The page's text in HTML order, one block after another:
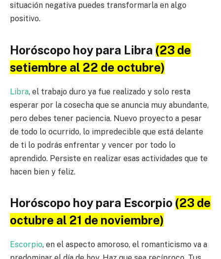
situación negativa puedes transformarla en algo
positivo.
Horóscopo hoy para Libra (23 de
setiembre al 22 de octubre)
Libra, el trabajo duro ya fue realizado y solo resta
esperar por la cosecha que se anuncia muy abundante,
pero debes tener paciencia. Nuevo proyecto a pesar
de todo lo ocurrido, lo impredecible que está delante
de ti lo podrás enfrentar y vencer por todo lo
aprendido. Persiste en realizar esas actividades que te
hacen bien y feliz.
Horóscopo hoy para Escorpio (23 de
octubre al 21 de noviembre)
Escorpio, en el aspecto amoroso, el romanticismo va a